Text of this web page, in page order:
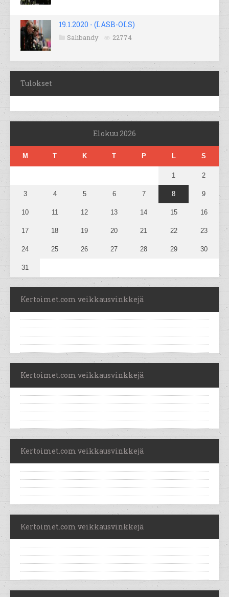
19.1.2020 - (LASB-OLS)
Salibandy 22774
Tulokset
Elokuu 2026
M T K T P L S
1 2
3 4 5 6 7 8 9
10 11 12 13 14 15 16
17 18 19 20 21 22 23
24 25 26 27 28 29 30
31
Kertoimet.com veikkausvinkkejä
Kertoimet.com veikkausvinkkejä
Kertoimet.com veikkausvinkkejä
Kertoimet.com veikkausvinkkejä